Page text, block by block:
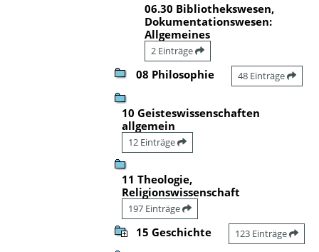
06.30 Bibliothekswesen,
Dokumentationswesen:
Allgemeines
2 Einträge
08 Philosophie 48 Einträge
10 Geisteswissenschaften
allgemein
12 Einträge
11 Theologie,
Religionswissenschaft
197 Einträge
15 Geschichte 123 Einträge